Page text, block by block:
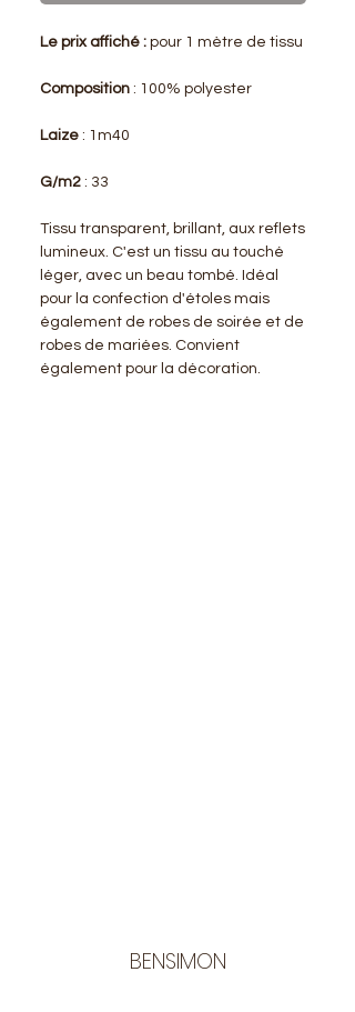
Le prix affiché : pour 1 mètre de tissu
Composition : 100% polyester
Laize : 1m40
G/m2 : 33
Tissu transparent, brillant, aux reflets
lumineux. C'est un tissu au touché
léger, avec un beau tombé. Idéal
pour la confection d'étoles mais
également de robes de soirée et de
robes de mariées. Convient
également pour la décoration.
BENSIMON